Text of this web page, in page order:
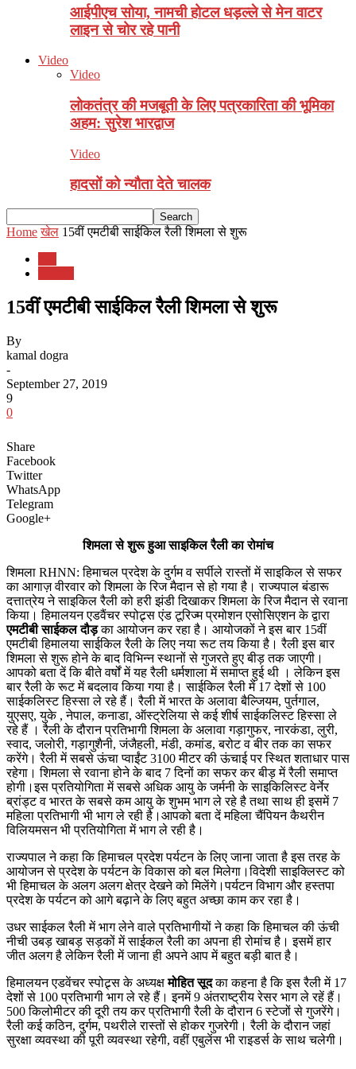
आईपीएच सोया, नामची होटल धड़ल्ले से मेन वाटर
लाइन से चोर रहे पानी
Video
Video
लोकतंत्र की मजबूती के लिए पत्रकारिता की भूमिका
अहम: सुरेश भारद्वाज
Video
हादसों को न्यौता देते चालक
Home खेल 15वीं एमटीबी साईकिल रैली शिमला से शुरू
15वीं एमटीबी साईकिल रैली शिमला से शुरू
By
kamal dogra
-
September 27, 2019
9
0
Share
Facebook
Twitter
WhatsApp
Telegram
Google+
शिमला से शुरू हुआ साइकिल रैली का रोमांच
शिमला RHNN: हिमाचल प्रदेश के दुर्गम व सर्पीले रास्तों में साइकिल से सफर
का आगाज़ वीरवार को शिमला के रिज मैदान से हो गया है। राज्यपाल बंडारू
दत्तात्रेय ने साइकिल रैली को हरी झंडी दिखाकर शिमला के रिज मैदान से रवाना
किया। हिमालयन एडवैंचर स्पोट्र्स एंड टूरिज्म प्रमोशन एसोसिएशन के द्वारा
एमटीबी साईकल दौड़का आयोजन कर रहा है। आयोजकों ने इस बार 15वीं
एमटीबी हिमालया साईकिल रैली के लिए नया रूट तय किया है। रैली इस बार
शिमला से शुरू होने के बाद विभिन्न स्थानों से गुजरते हुए बीड़ तक जाएगी।
आपको बता दें कि बीते वर्षों में यह रैली धर्मशाला में समाप्त हुई थी । लेकिन इस
बार रैली के रूट में बदलाव किया गया है। साईकिल रैली में 17 देशों से 100
साईकलिस्ट हिस्सा ले रहे हैं। रैली में भारत के अलावा बैल्जियम, पुर्तगाल,
युएसए, युके , नेपाल, कनाडा, ऑस्ट्रेलिया से कई शीर्ष साईकलिस्ट हिस्सा ले
रहे हैं । रैली के दौरान प्रतिभागी शिमला के अलावा गड़ागुफर, नारकंडा, लुरी,
स्वाद, जलोरी, गड़ागुशैनी, जंजैहली, मंडी, कमांड, बरोट व बीर तक का सफर
करेंगे। रैली में सबसे ऊंचा प्वाईंट 3100 मीटर की ऊंचाई पर स्थित शताधार पास
रहेगा। शिमला से रवाना होने के बाद 7 दिनों का सफर कर बीड़ में रैली समाप्त
होगी।इस प्रतियोगिता में सबसे अधिक आयु के जर्मनी के साइकिलिस्ट वेर्नेर
ब्रांड्ट व भारत के सबसे कम आयु के शुभम भाग ले रहे है तथा साथ ही इसमें 7
महिला प्रतिभागी भी भाग ले रही है।आपको बता दें महिला चैंपियन कैथरीन
विलियमसन भी प्रतियोगिता में भाग ले रही है।
राज्यपाल ने कहा कि हिमाचल प्रदेश पर्यटन के लिए जाना जाता है इस तरह के
आयोजन से प्रदेश के पर्यटन के विकास को बल मिलेगा।विदेशी साइक्लिस्ट को
भी हिमाचल के अलग अलग क्षेत्र देखने को मिलेंगे।पर्यटन विभाग और हस्तपा
प्रदेश के पर्यटन को आगे बढ़ाने के लिए बहुत अच्छा काम कर रहा है।
उधर साईकल रैली में भाग लेने वाले प्रतिभागीयों ने कहा कि हिमाचल की ऊंची
नीची उबड़ खाबड़ सड़कों में साईकल रैली का अपना ही रोमांच है। इसमें हार
जीत अलग है लेकिन रैली में जाना ही अपने आप में बहुत बड़ी बात है।
हिमालयन एडवेंचर स्पोट्र्स के अध्यक्षमोहित सूदका कहना है कि इस रैली में 17
देशों से 100 प्रतिभागी भाग ले रहे हैं। इनमें 9 अंतराष्ट्रीय रेसर भाग ले रहें हैं।
500 किलोमीटर की दूरी तय कर प्रतिभागी रैली के दौरान 6 स्टेजों से गुजरेंगे।
रैली कई कठिन, दुर्गम, पथरीले रास्तों से होकर गुजरेगी। रैली के दौरान जहां
सुरक्षा व्यवस्था की पूरी व्यवस्था रहेगी, वहीं एबुलेंस भी राइडर्स के साथ चलेगी।